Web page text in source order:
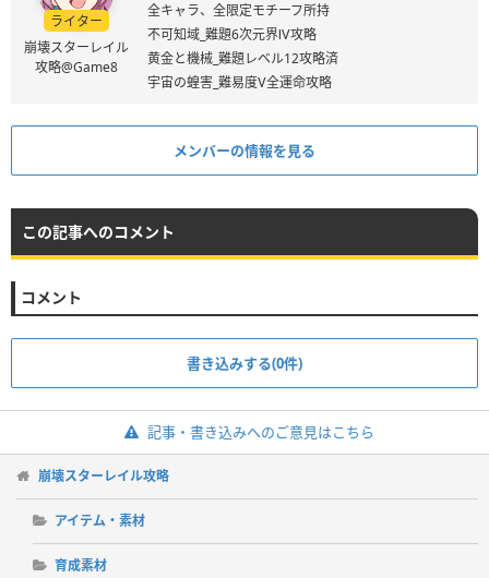
ライター
崩壊スターレイル
攻略@Game8
全キャラ、全限定モチーフ所持
不可知域_難題6次元界Ⅳ攻略
黄金と機械_難題レベル12攻略済
宇宙の蝗害_難易度Ⅴ全運命攻略
メンバーの情報を見る
この記事へのコメント
コメント
書き込みする(0件)
記事・書き込みへのご意見はこちら
崩壊スターレイル攻略
アイテム・素材
育成素材